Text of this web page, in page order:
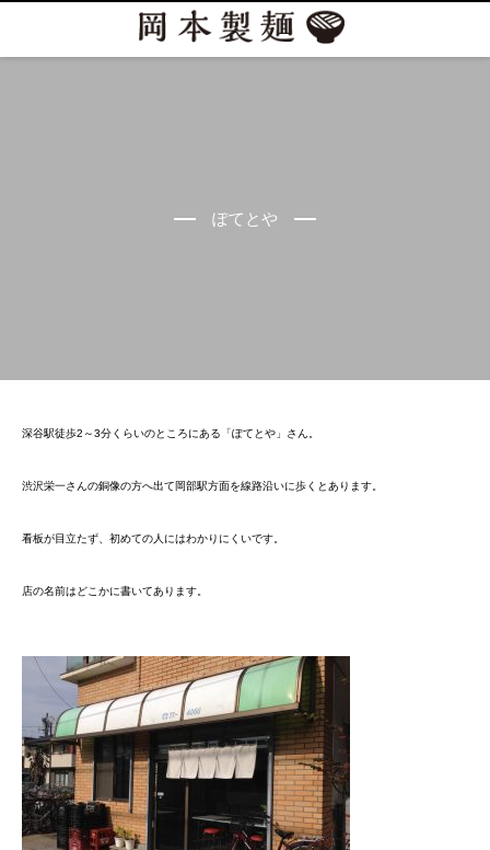
ぽてとや
深谷駅徒歩2～3分くらいのところにある「ぽてとや」さん。
渋沢栄一さんの銅像の方へ出て岡部駅方面を線路沿いに歩くとあります。
看板が目立たず、初めての人にはわかりにくいです。
店の名前はどこかに書いてあります。